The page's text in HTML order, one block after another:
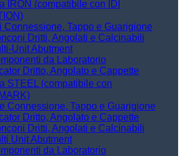
IRON (compatibile con IDI
Connessione, Tappo e Guarigione
Dritti, Angolati e Calcinabili
Unit Abutment
da Laboratorio
Dritto, Angolato e Cappette
STEEL (compatibile con
Connessione, Tappo e Guarigione
Dritto, Angolato e Cappette
Dritti, Angolati e Calcinabili
Unit Abutment
da Laboratorio